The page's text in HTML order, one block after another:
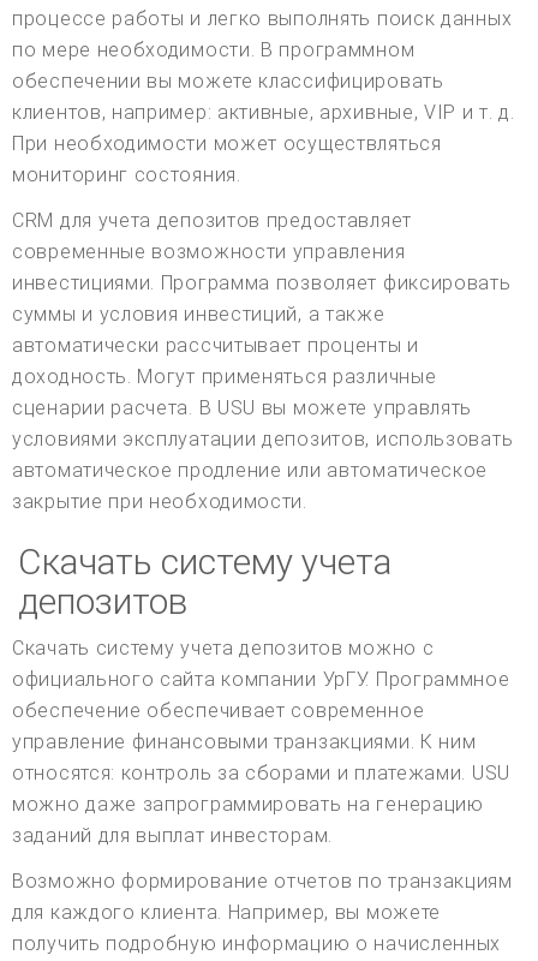
процессе работы и легко выполнять поиск данных
по мере необходимости. В программном
обеспечении вы можете классифицировать
клиентов, например: активные, архивные, VIP и т. д.
При необходимости может осуществляться
мониторинг состояния.
CRM для учета депозитов предоставляет
современные возможности управления
инвестициями. Программа позволяет фиксировать
суммы и условия инвестиций, а также
автоматически рассчитывает проценты и
доходность. Могут применяться различные
сценарии расчета. В USU вы можете управлять
условиями эксплуатации депозитов, использовать
автоматическое продление или автоматическое
закрытие при необходимости.
Скачать систему учета
депозитов
Скачать систему учета депозитов можно с
официального сайта компании УрГУ. Программное
обеспечение обеспечивает современное
управление финансовыми транзакциями. К ним
относятся: контроль за сборами и платежами. USU
можно даже запрограммировать на генерацию
заданий для выплат инвесторам.
Возможно формирование отчетов по транзакциям
для каждого клиента. Например, вы можете
получить подробную информацию о начисленных